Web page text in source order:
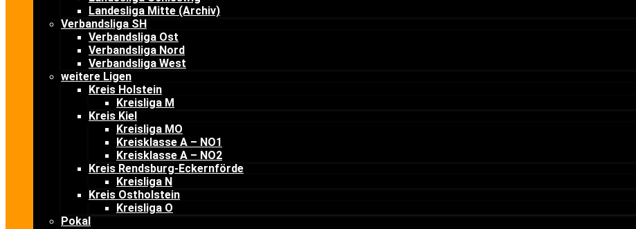
Landesliga Mitte (Archiv)
Verbandsliga SH
Verbandsliga Ost
Verbandsliga Nord
Verbandsliga West
weitere Ligen
Kreis Holstein
Kreisliga M
Kreis Kiel
Kreisliga MO
Kreisklasse A – NO1
Kreisklasse A – NO2
Kreis Rendsburg-Eckernförde
Kreisliga N
Kreis Ostholstein
Kreisliga O
Pokal